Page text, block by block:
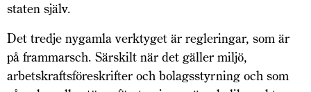
staten själv.
Det tredje nygamla verktyget är regleringar, som är
på frammarsch. Särskilt när det gäller miljö,
arbetskraftsföreskrifter och bolagsstyrning och som